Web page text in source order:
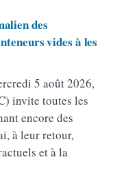
des
vides à les
5 août 2026,
invite toutes les
encore des
à leur retour,
et à la